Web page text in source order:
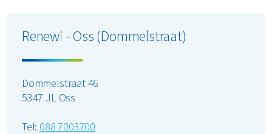
Renewi - Oss (Dommelstraat)
Dommelstraat 46
5347 JL Oss
Tel: 088 7003700